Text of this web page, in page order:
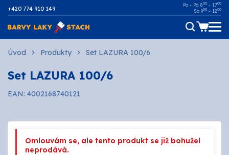
+420 774 910 149
Po - Pá 800 - 1700
So 900 - 1200
Dřevo
Kov
Malířské
Fasádní
Ostatní povrchy
Úvod Produkty Set LAZURA 100/6
Set LAZURA 100/6
EAN: 4002168740121
Omlouvám se, ale tento produkt se již bohužel
neprodává.